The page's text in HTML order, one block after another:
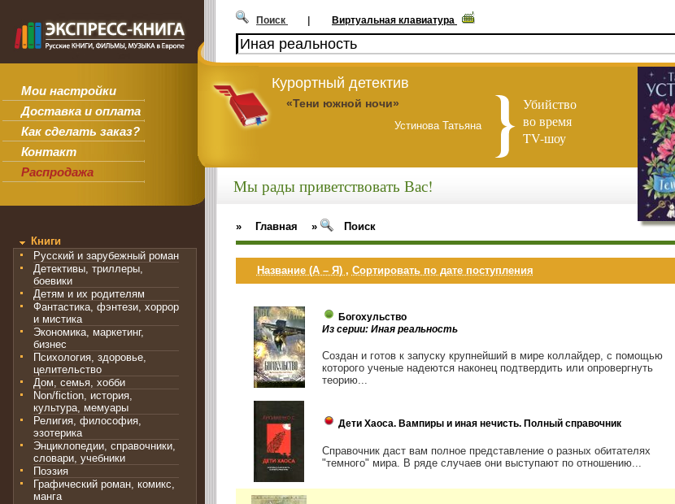
Мои настройки
Доставка и оплата
Как сделать заказ?
Контакт
Распродажа
Поиск | Виртуальная клавиатура
Курортный детектив
«Тени южной ночи»
Устинова Татьяна
Убийство
во время
TV-шоу
Книги
Русский и зарубежный роман
Детективы, триллеры,
боевики
Детям и их родителям
Фантастика, фэнтези, хоррор
и мистика
Экономика, маркетинг,
бизнес
Психология, здоровье,
целительство
Дом, семья, хобби
Non/fiction, история,
культура, мемуары
Религия, философия,
эзотерика
Энциклопедии, справочники,
словари, учебники
Поэзия
Графический роман, комикс,
манга
Мы рады приветствовать Вас!
» Главная » Поиск
Название (А – Я) , Сортировать по дате поступления
Богохульство
Из серии: Иная реальность
Создан и готов к запуску крупнейший в мире коллайдер, с помощью
которого ученые надеются наконец подтвердить или опровергнуть
теорию...
Дети Хаоса. Вампиры и иная нечисть. Полный справочник
Справочник даст вам полное представление о разных обитателях
"темного" мира. В ряде случаев они выступают по отношению...